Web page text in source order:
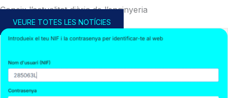
Coneix l’actualitat diària de l’enginyeria
VEURE TOTES LES NOTÍCIES